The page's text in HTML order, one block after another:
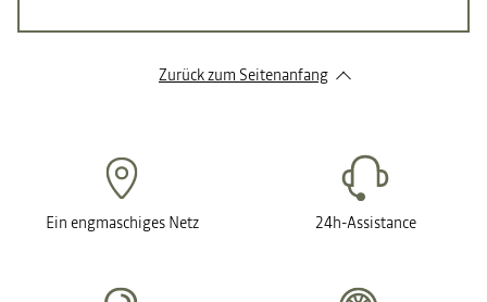
Zurück zum Seitenanfang
Ein engmaschiges Netz 24h-Assistance